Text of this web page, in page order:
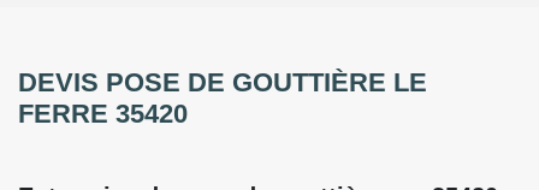
DEVIS POSE DE GOUTTIÈRE LE
FERRE 35420